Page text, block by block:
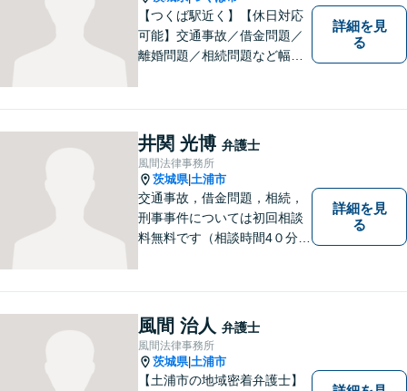
【つくば駅近く】【休日対応
可能】交通事故／借金問題／
離婚問題／相続問題など幅広
み、考え、依頼者様の希望を
実現するために精一杯努力い
たします。お気軽にご相談く
ださい。
詳細を見
る
井関 光博 弁護士
風間法律事務所
茨城県| 土浦市
交通事故，借金問題，相続，
刑事事件については初回相談
料無料です（相談時間4０分ま
詳細を見
る
風間 治人 弁護士
風間法律事務所
茨城県| 土浦市
【土浦市の地域密着弁護士】